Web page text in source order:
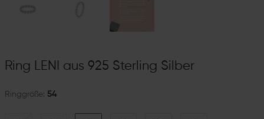
Ring LENI aus 925 Sterling Silber
Ringgröße: 54